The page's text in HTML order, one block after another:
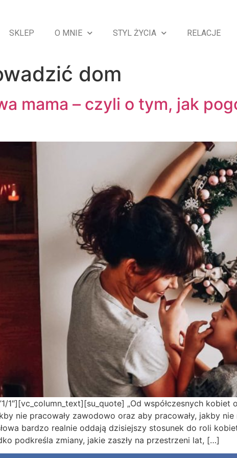
SKLEP O MNIE STYL ŻYCIA RELACJE
dom
mama – czyli o tym, jak
1″][vc_column_text][su_quote] „Od współczesnych kobiet
nie pracowały zawodowo oraz aby pracowały, jakby
bardzo realnie oddają dzisiejszy stosunek do roli
podkreśla zmiany, jakie zaszły na przestrzeni lat, […]